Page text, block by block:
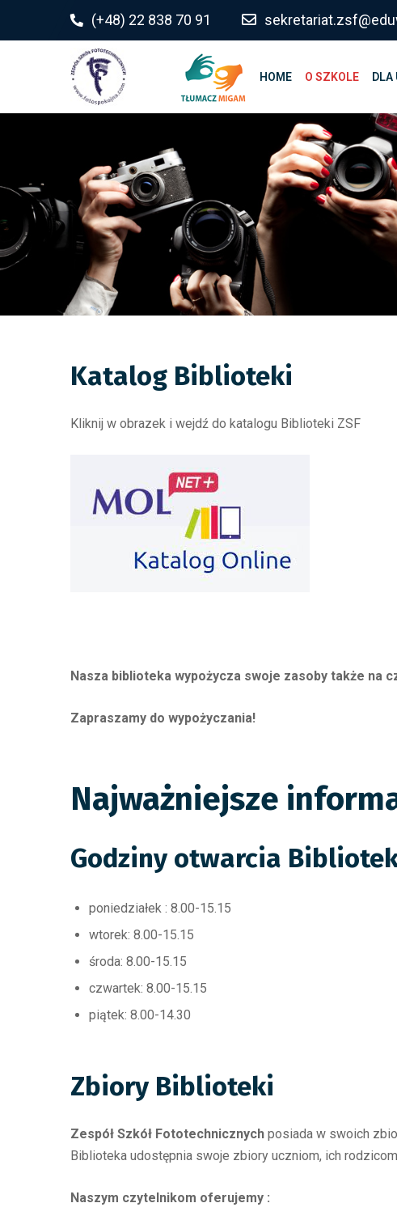
(+48) 22 838 70 91
HOME O SZKOLE DLA
Katalog Biblioteki
Kliknij w obrazek i wejdź do katalogu Biblioteki ZSF
Nasza biblioteka wypożycza swoje zasoby także na
Zapraszamy do wypożyczania!
Najważniejsze
Godziny otwarcia
poniedziałek : 8.00-15.15
wtorek: 8.00-15.15
środa: 8.00-15.15
czwartek: 8.00-15.15
piątek: 8.00-14.30
Zbiory Biblioteki
Zespół Szkół Fototechnicznych posiada w swoich
Biblioteka udostępnia swoje zbiory uczniom, ich
Naszym czytelnikom oferujemy :